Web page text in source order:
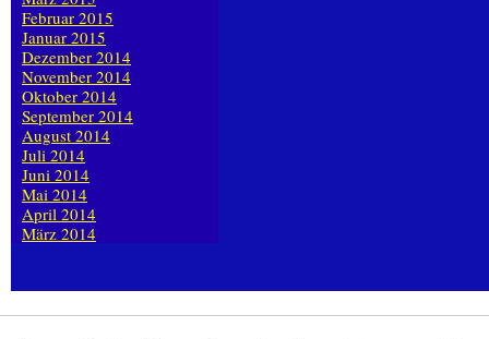
Februar 2015
Januar 2015
Dezember 2014
November 2014
Oktober 2014
September 2014
August 2014
Juli 2014
Juni 2014
Mai 2014
April 2014
März 2014